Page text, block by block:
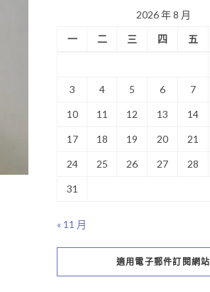
2026 年 8 月
一
二 三 四 五
3 4 5 6 7
10 11 12 13 14
17 18 19 20 21
24 25 26 27 28
31
« 11 月
適用電子郵件訂閱網站